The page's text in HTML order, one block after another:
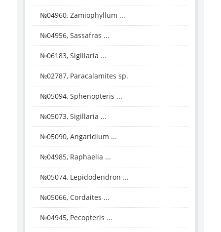
№04960, Zamiophyllum ...
№04956, Sassafras ...
№06183, Sigillaria ...
№02787, Paracalamites sp.
№05094, Sphenopteris ...
№05073, Sigillaria ...
№05090, Angaridium ...
№04985, Raphaelia ...
№05074, Lepidodendron ...
№05066, Cordaites ...
№04945, Pecopteris ...